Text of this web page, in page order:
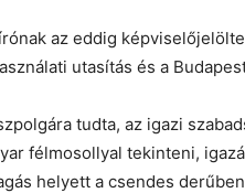
az eddig
utasítás és a
tudta, az igazi
félmosollyal tekinteni,
helyett a csendes